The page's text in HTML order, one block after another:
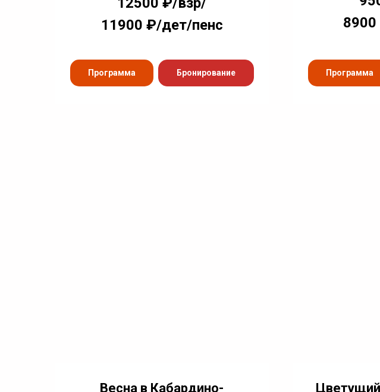
11900 ₽/дет/пенс
Программа Бронирование Программа
Весна в Кабардино-